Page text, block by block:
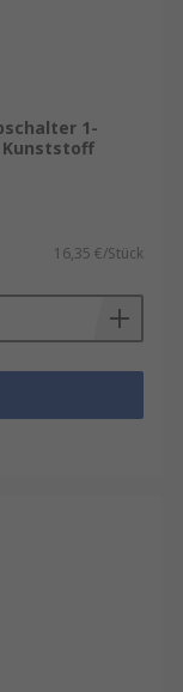
1-
Kunststoff
16,35 €/Stück